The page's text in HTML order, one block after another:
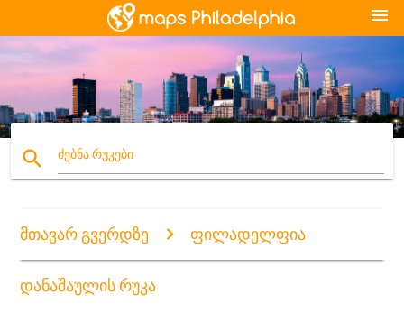
menu
search ძებნა რუკები
მთავარ გვერდზე ფილადელფია
დანაშაულის რუკა